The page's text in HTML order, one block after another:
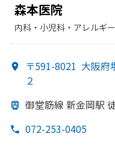
森本医院
内科・​小児科・​アレルギ
〒591-8021 大阪府
２
御堂筋線 新金岡駅
072-253-0405